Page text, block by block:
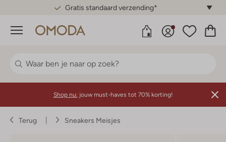
Gratis standaard verzending*
Menu
Shop nu: jouw must-haves tot 70% korting!
Terug Sneakers Meisjes